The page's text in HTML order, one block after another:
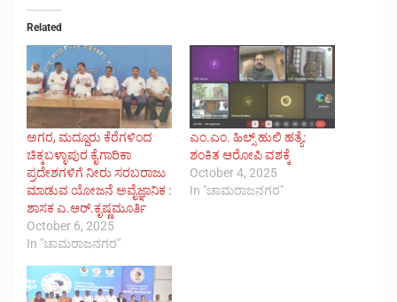
Related
ಅಗರ, ಮದ್ದೂರು ಕೆರೆಗಳಿಂದ
ಚಿಕ್ಕಬಳ್ಳಾಪುರ ಕೈಗಾರಿಕಾ
ಪ್ರದೇಶಗಳಿಗೆ ನೀರು ಸರಬರಾಜು
ಮಾಡುವ ಯೋಜನೆ ಅವೈಜ್ಞಾನಿಕ :
ಶಾಸಕ ಎ.ಆರ್.ಕೃಷ್ಣಮೂರ್ತಿ
October 6, 2025
In "ಚಾಮರಾಜನಗರ"
ಎಂ.ಎಂ. ಹಿಲ್ಸ್ ಹುಲಿ ಹತ್ಯೆ:
ಶಂಕಿತ ಆರೋಪಿ ವಶಕ್ಕೆ
October 4, 2025
In "ಚಾಮರಾಜನಗರ"